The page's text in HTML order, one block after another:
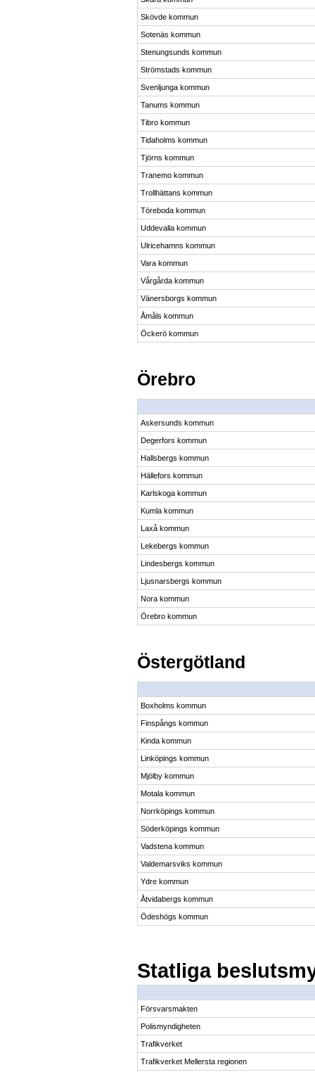
Skövde kommun
Sotenäs kommun
Stenungsunds kommun
Strömstads kommun
Svenljunga kommun
Tanums kommun
Tibro kommun
Tidaholms kommun
Tjörns kommun
Tranemo kommun
Trollhättans kommun
Töreboda kommun
Uddevalla kommun
Ulricehamns kommun
Vara kommun
Vårgårda kommun
Vänersborgs kommun
Åmåls kommun
Öckerö kommun
Örebro
Askersunds kommun
Degerfors kommun
Hallsbergs kommun
Hällefors kommun
Karlskoga kommun
Kumla kommun
Laxå kommun
Lekebergs kommun
Lindesbergs kommun
Ljusnarsbergs kommun
Nora kommun
Örebro kommun
Östergötland
Boxholms kommun
Finspångs kommun
Kinda kommun
Linköpings kommun
Mjölby kommun
Motala kommun
Norrköpings kommun
Söderköpings kommun
Vadstena kommun
Valdemarsviks kommun
Ydre kommun
Åtvidabergs kommun
Ödeshögs kommun
Statliga
Försvarsmakten
Polismyndigheten
Trafikverket
Trafikverket Mellersta regionen